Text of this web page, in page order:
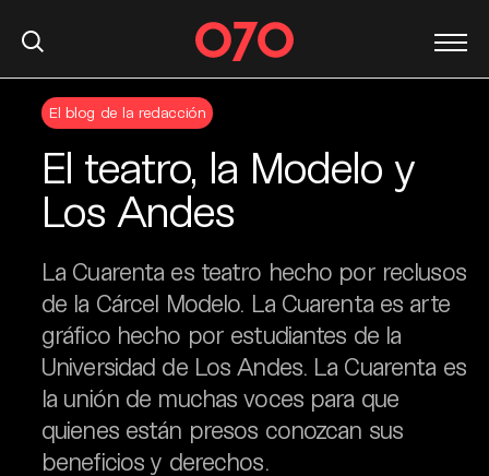
El blog de la redacción
El teatro, la Modelo y
Los Andes
La Cuarenta es teatro hecho por reclusos
de la Cárcel Modelo. La Cuarenta es arte
gráfico hecho por estudiantes de la
Universidad de Los Andes. La Cuarenta es
la unión de muchas voces para que
quienes están presos conozcan sus
beneficios y derechos.